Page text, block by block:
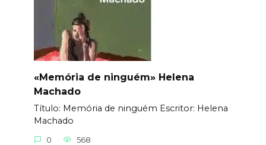
«Memória de ninguém» Helena
Machado
Título: Memória de ninguém Еscritor: Helena
Machado
0 568